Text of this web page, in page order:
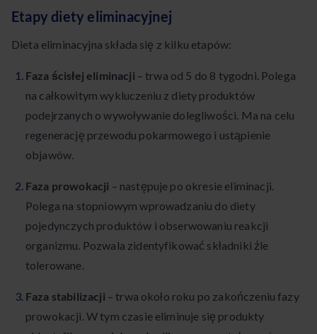
Etapy diety eliminacyjnej
Dieta eliminacyjna składa się z kilku etapów:
Faza ścisłej eliminacji – trwa od 5 do 8 tygodni. Polega
na całkowitym wykluczeniu z diety produktów
podejrzanych o wywoływanie dolegliwości. Ma na celu
regenerację przewodu pokarmowego i ustąpienie
objawów.
Faza prowokacji – następuje po okresie eliminacji.
Polega na stopniowym wprowadzaniu do diety
pojedynczych produktów i obserwowaniu reakcji
organizmu. Pozwala zidentyfikować składniki źle
tolerowane.
Faza stabilizacji – trwa około roku po zakończeniu fazy
prowokacji. W tym czasie eliminuje się produkty